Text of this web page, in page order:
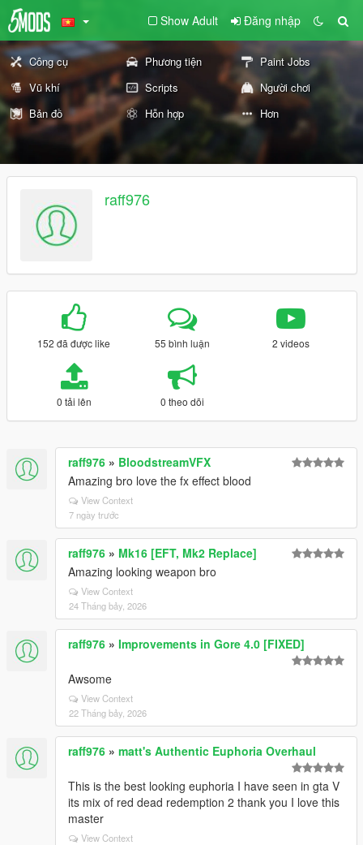
Show Adult Đăng nhập
Công cụ Phương tiện
Paint Jobs
Vũ khí
Scripts
Người chơi
Bản đồ
Hỗn hợp Hơn
raff976
152 đã được like 55 bình luận 2 videos
0 tải lên 0 theo dõi
raff976 » BloodstreamVFX
Amazing bro love the fx effect blood
View Context
7 ngày trước
raff976 » Mk16 [EFT, Mk2 Replace]
Amazing looking weapon bro
View Context
24 Tháng bảy, 2026
raff976 » Improvements in Gore 4.0 [FIXED]
Awsome
View Context
22 Tháng bảy, 2026
raff976 » matt's Authentic Euphoria Overhaul
This is the best looking euphoria I have seen in gta V
its mix of red dead redemption 2 thank you I love this
master
View Context